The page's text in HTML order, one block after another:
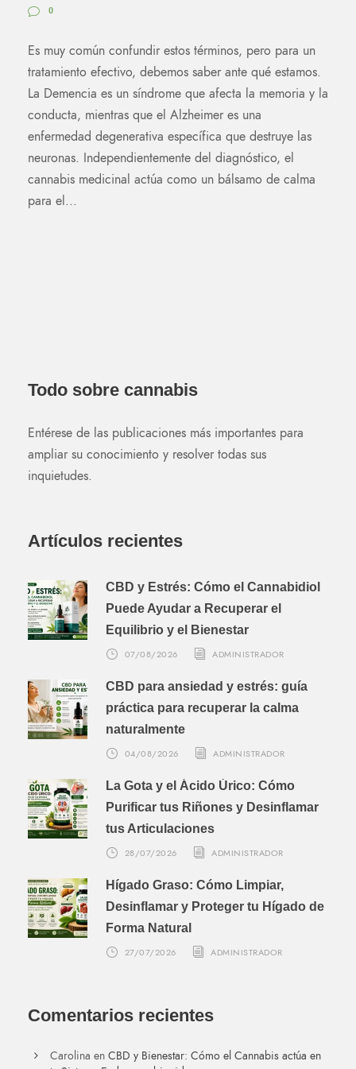
0
Es muy común confundir estos términos, pero para un
tratamiento efectivo, debemos saber ante qué estamos.
La Demencia es un síndrome que afecta la memoria y la
conducta, mientras que el Alzheimer es una
enfermedad degenerativa específica que destruye las
neuronas. Independientemente del diagnóstico, el
cannabis medicinal actúa como un bálsamo de calma
para el...
Todo sobre cannabis
Entérese de las publicaciones más importantes para
ampliar su conocimiento y resolver todas sus
inquietudes.
Artículos recientes
CBD y Estrés: Cómo el Cannabidiol
Puede Ayudar a Recuperar el
Equilibrio y el Bienestar
07/08/2026 ADMINISTRADOR
CBD para ansiedad y estrés: guía
práctica para recuperar la calma
naturalmente
04/08/2026 ADMINISTRADOR
La Gota y el Ácido Úrico: Cómo
Purificar tus Riñones y Desinflamar
tus Articulaciones
28/07/2026 ADMINISTRADOR
Hígado Graso: Cómo Limpiar,
Desinflamar y Proteger tu Hígado de
Forma Natural
27/07/2026 ADMINISTRADOR
Comentarios recientes
Carolina en CBD y Bienestar: Cómo el Cannabis actúa en